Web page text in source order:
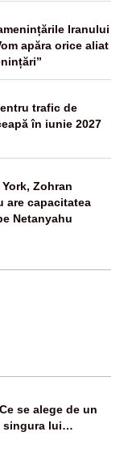
Iranului
apăra orice aliat
trafic de
în iunie 2027
Zohran
are capacitatea
Netanyahu
se alege de un
singura lui